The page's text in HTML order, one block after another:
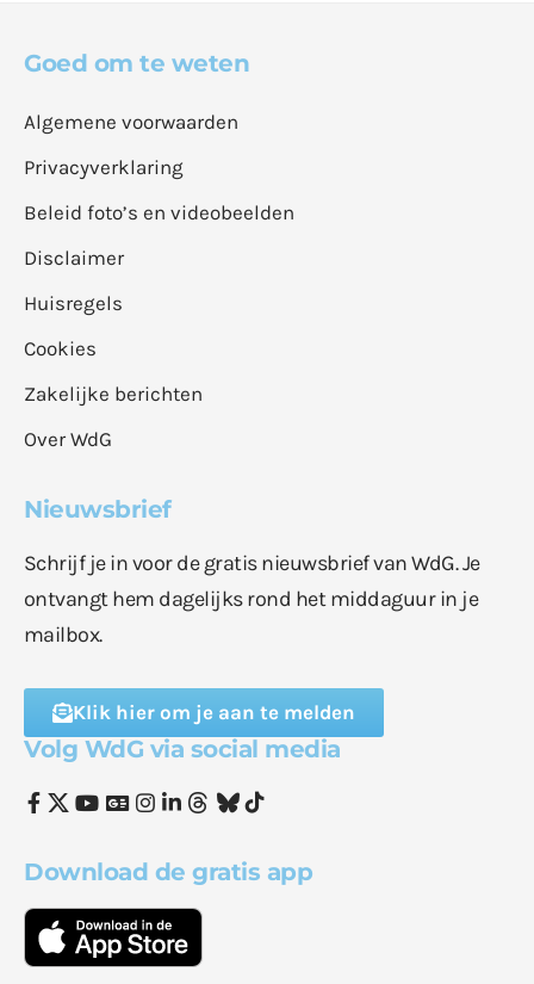
Goed om te weten
Algemene voorwaarden
Privacyverklaring
Beleid foto’s en videobeelden
Disclaimer
Huisregels
Cookies
Zakelijke berichten
Over WdG
Nieuwsbrief
Schrijf je in voor de gratis nieuwsbrief van WdG. Je
ontvangt hem dagelijks rond het middaguur in je
mailbox.
Klik hier om je aan te melden
Volg WdG via social media
Download de gratis app